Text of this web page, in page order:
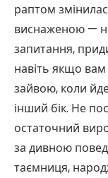
раптом
виснаженою —
запитання,
навіть якщо
зайвою, коли
інший бік. Не
остаточний
за дивною
таємниця,